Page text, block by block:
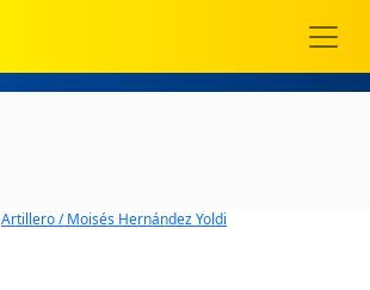
Artillero / Moisés Hernández Yoldi